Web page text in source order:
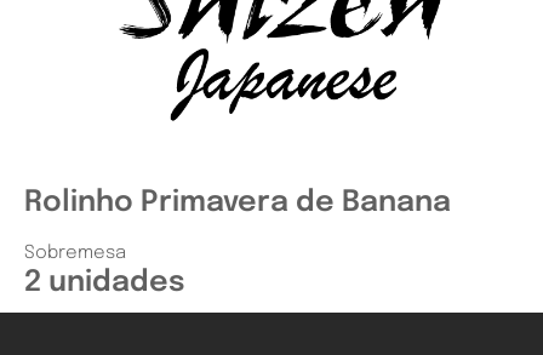
Rolinho Primavera de Banana
Sobremesa
2 unidades